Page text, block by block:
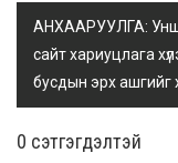
АНХААРУУЛГА:
сайт хариуцлага
бусдын эрх ашгийг
0 cэтгэгдэлтэй